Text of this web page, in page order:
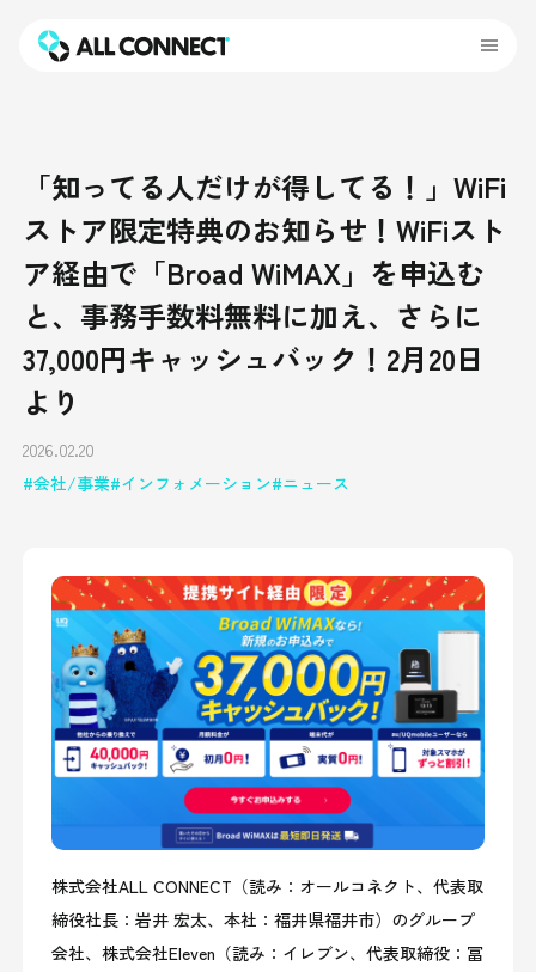
「知ってる人だけが得してる！」WiFi
ストア限定特典のお知らせ！WiFiスト
ア経由で「Broad WiMAX」を申込む
と、事務手数料無料に加え、さらに
37,000円キャッシュバック！2月20日
より
2026.02.20
会社/事業 インフォメーション ニュース
株式会社ALL CONNECT（読み：オールコネクト、代表取
締役社長：岩井 宏太、本社：福井県福井市）のグループ
会社、株式会社Eleven（読み：イレブン、代表取締役：冨